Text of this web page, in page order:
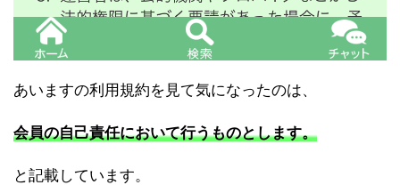
あいますの利用規約を見て気になったのは、
会員の自己責任において行うものとします。
と記載しています。